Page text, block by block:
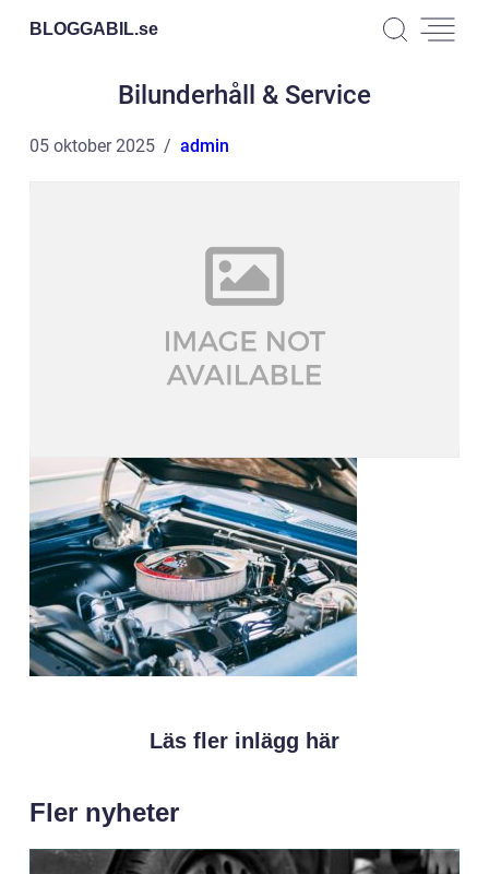
BLOGGABIL.se
Bilunderhåll & Service
05 oktober 2025 admin
Läs fler inlägg här
Fler nyheter